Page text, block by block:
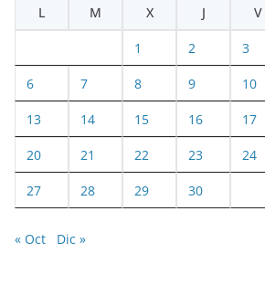
L
M X J V
1 2 3
6 7 8 9 10
13 14 15 16 17
20 21 22 23 24
27 28 29 30
« Oct Dic »